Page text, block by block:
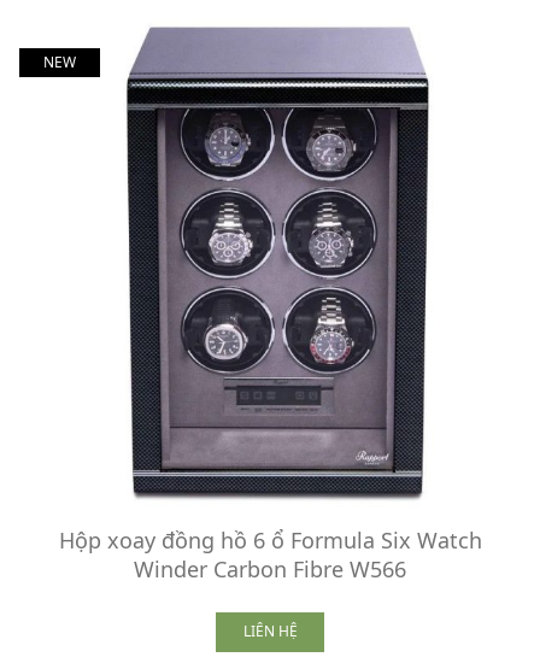
NEW
Hộp xoay đồng hồ 6 ổ Formula Six Watch
Winder Carbon Fibre W566
LIÊN HỆ